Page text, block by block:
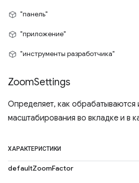
"панель"
"приложение"
"инструменты разработчика"
ZoomSettings
Определяет, как обрабатываются
масштабирования во вкладке и в
ХАРАКТЕРИСТИКИ
defaultZoomFactor